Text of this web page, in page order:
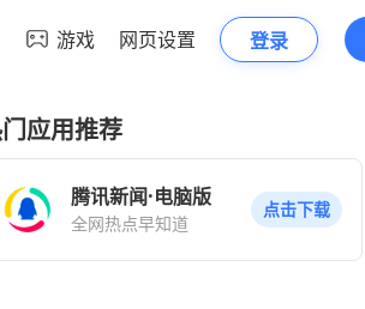
游戏 网页设置 登录
应用推荐
腾讯新闻·电脑版
全网热点早知道
点击下载